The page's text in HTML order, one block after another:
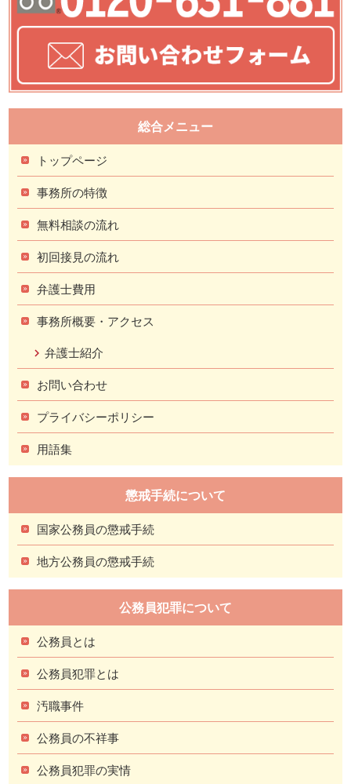
総合メニュー
トップページ
事務所の特徴
無料相談の流れ
初回接見の流れ
弁護士費用
事務所概要・アクセス
弁護士紹介
お問い合わせ
プライバシーポリシー
用語集
懲戒手続について
国家公務員の懲戒手続
地方公務員の懲戒手続
公務員犯罪について
公務員とは
公務員犯罪とは
汚職事件
公務員の不祥事
公務員犯罪の実情